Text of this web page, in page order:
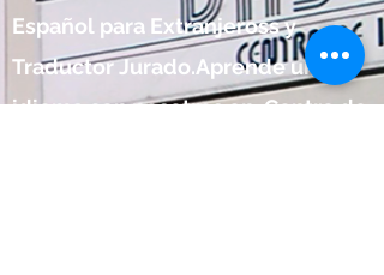
Español para Extranjeross y
Traductor Jurado.Aprende un
idioma con nosotros en Centro de